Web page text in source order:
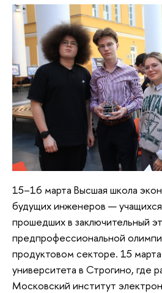
15–16 марта Высшая школа
будущих инженеров —
прошедших в заключительный
предпрофессиональной
продуктовом секторе. 15
университета в Строгино, где
Московский институт